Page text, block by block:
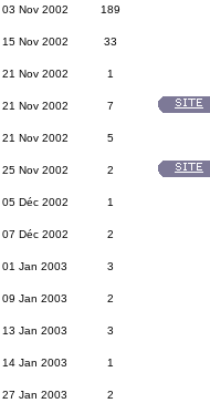
03 Nov 2002 189
15 Nov 2002 33
21 Nov 2002 1
21 Nov 2002 7
21 Nov 2002 5
25 Nov 2002 2
05 Déc 2002 1
07 Déc 2002 2
01 Jan 2003 3
09 Jan 2003 2
13 Jan 2003 3
14 Jan 2003 1
27 Jan 2003 2